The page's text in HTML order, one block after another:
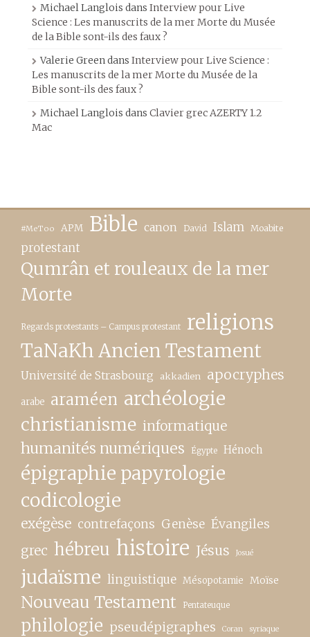
Michael Langlois dans Interview pour Live
Science : Les manuscrits de la mer Morte du Musée
de la Bible sont-ils des faux ?
Valerie Greendans Interview pour Live Science :
Les manuscrits de la mer Morte du Musée de la
Bible sont-ils des faux ?
Michael Langlois dans Clavier grec AZERTY 1.2
Mac
#MeToo APM Bible canon David Islam Moabite
protestant
Qumrân et rouleaux de la mer
Morte
Regards protestants – Campus protestant religions
TaNaKh Ancien Testament
Université de Strasbourg akkadien apocryphes
arabe araméen archéologie
christianisme informatique
humanités numériques Égypte Hénoch
épigraphie papyrologie
codicologie
exégèse contrefaçons Genèse Évangiles
grec hébreu histoire Jésus Josué
judaïsme linguistique Mésopotamie Moïse
Nouveau Testament Pentateuque
philologie pseudépigraphes Coran syriaque